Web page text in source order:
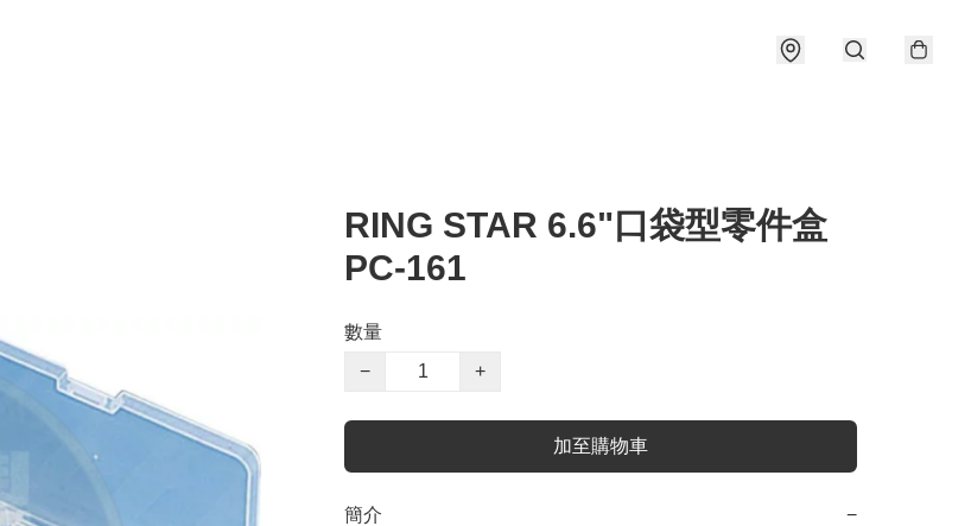
RING STAR 6.6"口袋型零件盒
PC-161
數量
−
+
加至購物車
簡介 −